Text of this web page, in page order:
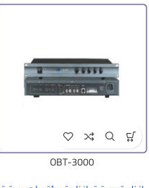
OBT-3000